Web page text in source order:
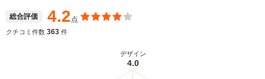
総合評価 4.2点
クチコミ件数 363 件
デザイン
4.0